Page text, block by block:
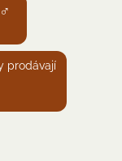
♂
prodávají